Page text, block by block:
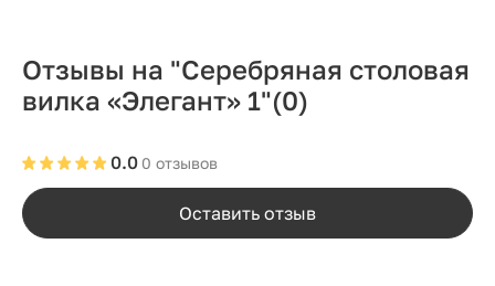
Отзывы на "Серебряная столовая
вилка «Элегант» 1"(0)
0 отзывов
0.0
Оставить отзыв